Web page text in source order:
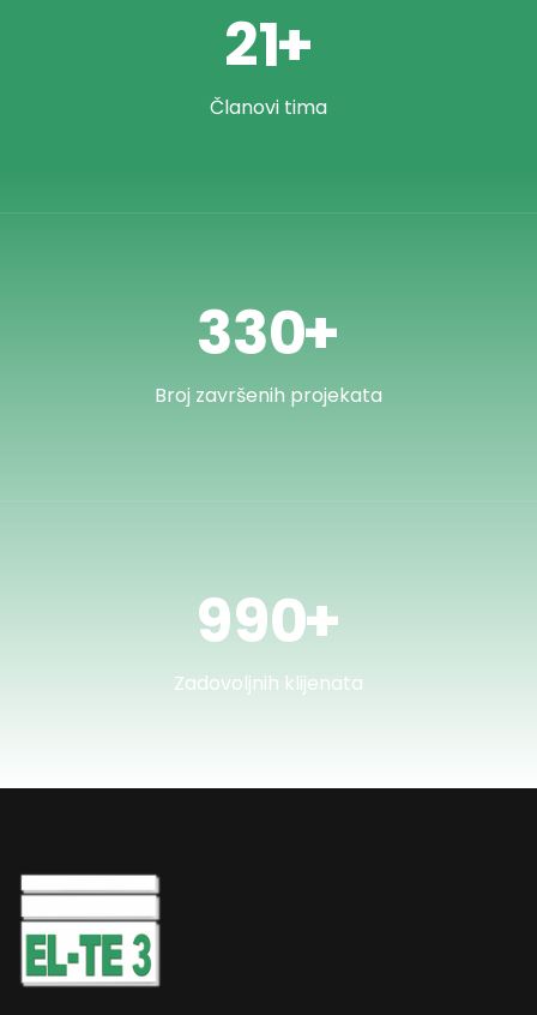
23+
Članovi tima
359+
Broj završenih projekata
1,077+
Zadovoljnih klijenata